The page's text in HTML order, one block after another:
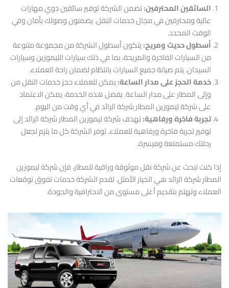
السائقين المحترفين:تضمن الشركة توفير سائقين ذوي مهارات
عالية ومحترفين في مجال خدمات النقل. يضمنون وصولك بأمان وفي
الوقت المحدد.
أسطول حديث ومريح:يتكون أسطول الشركة من مجموعة متنوعة
من السيارات الفاخرة والمريحة، بما في ذلك سيارات الليموزين وسيارات
السيدان. يتم صيانة جميع السيارات بانتظام لضمان راحة العملاء.
خدمة الحجز على مدار الساعة:يمكن للعملاء حجز خدمات النقل من
وإلى المطار على مدار الساعة. بفضل هذه الخدمة، يمكن الاعتماد
على شركة ليموزين المطار شركة الرائد في أي وقت من اليوم.
تجربة فاخرة ورفاهية:تهدف شركة ليموزين المطار شركة الرائد إلى
توفير تجربة فاخرة ورفاهية للعملاء. توفر الشركة كل ما يلزم لجعل
رحلتك مستمتعة وميسرة.
إذا كنت تبحث عن شركة نقل موثوقة وراقية للمطار، فإن شركة ليموزين
المطار شركة الرائد هي الخيار الأمثل. تقدم الشركة خدمات تفوق توقعات
العملاء وتهتم بتقديم أعلى مستوى من الاحترافية والجودة.